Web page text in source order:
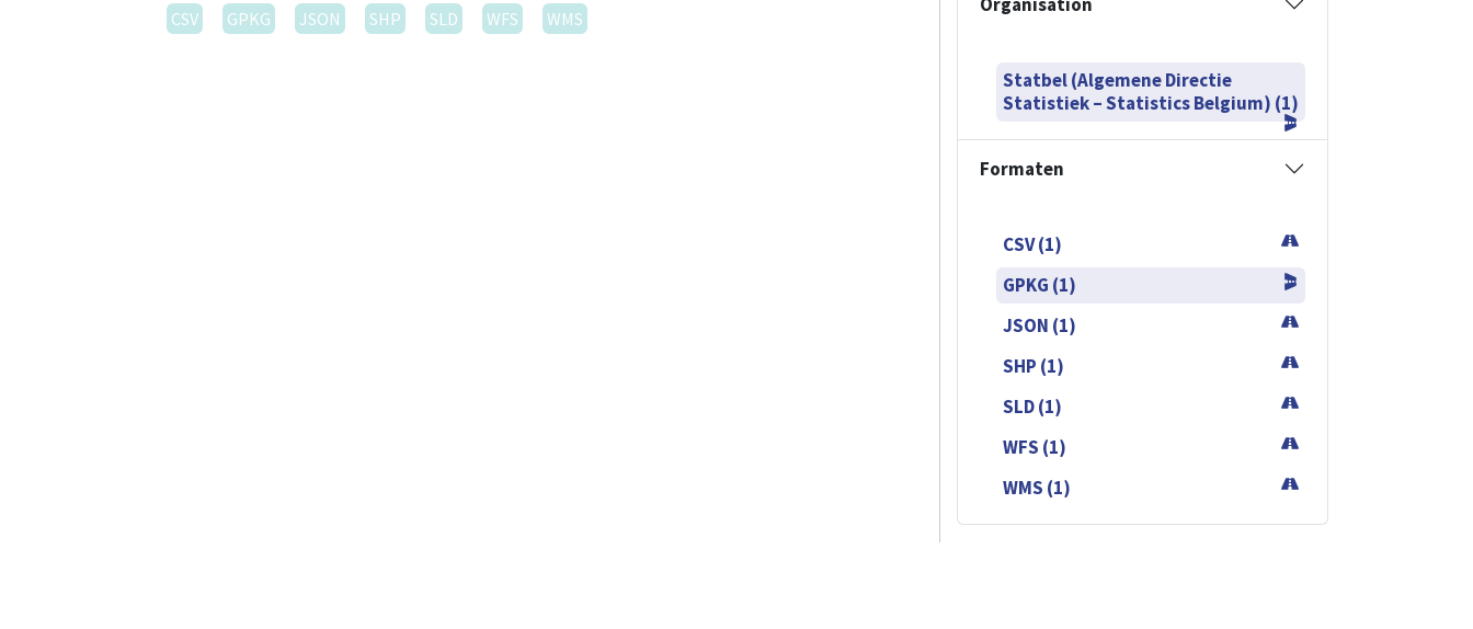
CSV
GPKG JSON SHP SLD WFS WMS
Statbel (Algemene Directie
Statistiek – Statistics Belgium) (1)
Formaten
CSV (1)
GPKG (1)
JSON (1)
SHP (1)
SLD (1)
WFS (1)
WMS (1)